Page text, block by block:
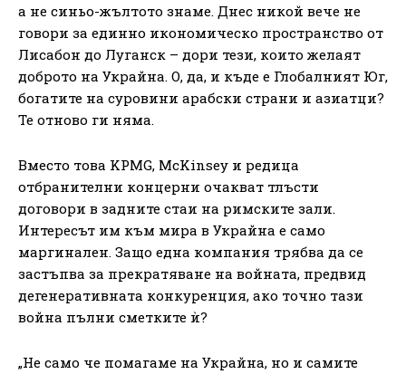
а не синьо-жълтото знаме. Днес никой вече не
говори за единно икономическо пространство от
Лисабон до Луганск – дори тези, които желаят
доброто на Украйна. О, да, и къде е Глобалният Юг,
богатите на суровини арабски страни и азиатци?
Те отново ги няма.
Вместо това KPMG, McKinsey и редица
отбранителни концерни очакват тлъсти
договори в задните стаи на римските зали.
Интересът им към мира в Украйна е само
маргинален. Защо една компания трябва да се
застъпва за прекратяване на войната, предвид
дегенеративната конкуренция, ако точно тази
война пълни сметките ѝ?
„Не само че помагаме на Украйна, но и самите